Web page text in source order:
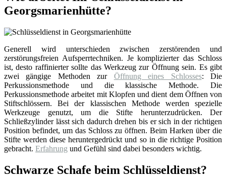
Georgsmarienhütte?
Generell wird unterschieden zwischen zerstörenden und
zerstörungsfreien Aufsperrtechniken. Je komplizierter das Schloss
ist, desto raffinierter sollte das Werkzeug zur Öffnung sein. Es gibt
zwei gängige Methoden zur Öffnung eines Schlosses: Die
Perkussionsmethode und die klassische Methode. Die
Perkussionsmethode arbeitet mit Klopfen und dient dem Öffnen von
Stiftschlössern. Bei der klassischen Methode werden spezielle
Werkzeuge genutzt, um die Stifte herunterzudrücken. Der
Schließzylinder lässt sich dadurch drehen bis er sich in der richtigen
Position befindet, um das Schloss zu öffnen. Beim Harken über die
Stifte werden diese heruntergedrückt und so in die richtige Position
gebracht. Erfahrung und Gefühl sind dabei besonders wichtig.
Schwarze Schafe beim Schlüsseldienst?